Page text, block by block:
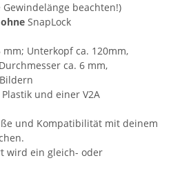
beachten!)
ohne SnapLock
mm; Unterkopf ca. 120mm,
ca. 6 mm,
und einer V2A
und Kompatibilität mit deinem
wird ein gleich- oder